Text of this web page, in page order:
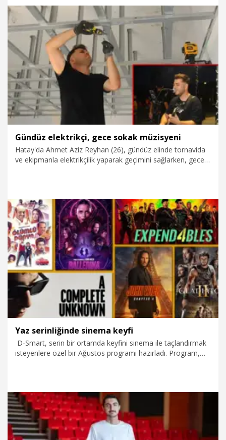
2.08.2026 Gündem
Gündüz elektrikçi, gece sokak müzisyeni
Hatay'da Ahmet Aziz Reyhan (26), gündüz elinde tornavida
ve ekipmanla elektrikçilik yaparak geçimini sağlarken, gece
1.08.2026 Video
Yaz serinliğinde sinema keyfi
D-Smart, serin bir ortamda keyfini sinema ile taçlandırmak
isteyenlere özel bir Ağustos programı hazırladı. Program,
1.08.2026 Kültür&Sanat